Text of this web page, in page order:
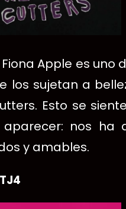
Apple es
los sujetan a
Esto se
nos ha
y amables.